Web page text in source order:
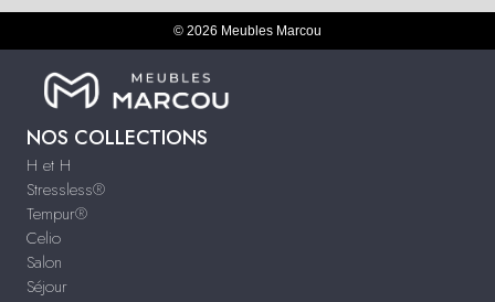
© 2026 Meubles Marcou
NOS COLLECTIONS
H et H
Stressless®
Tempur®
Celio
Salon
Séjour